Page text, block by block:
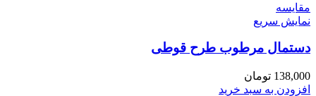
مقايسه
نمایش سریع
دستمال مرطوب طرح قوطی
138,000 تومان
افزودن به سبد خرید